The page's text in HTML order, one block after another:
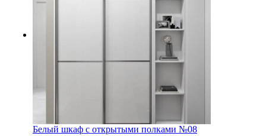
Белый шкаф с открытыми полками №08